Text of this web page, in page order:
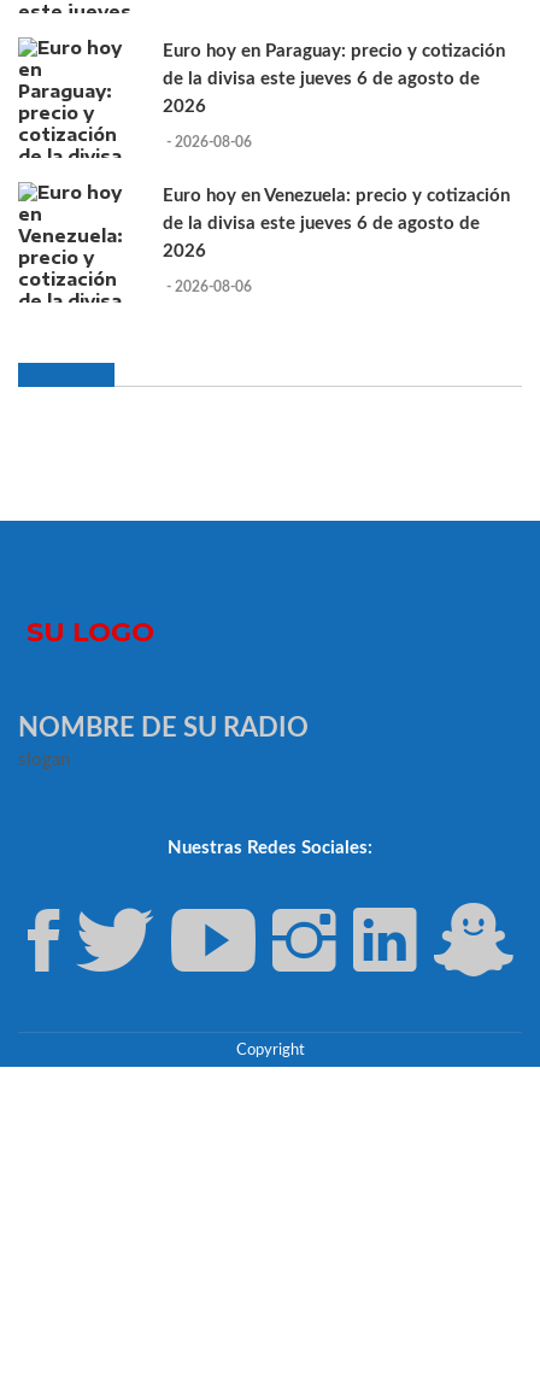
Euro hoy en Paraguay: precio y cotización
de la divisa este jueves 6 de agosto de
2026
- 2026-08-06
Euro hoy en Venezuela: precio y cotización
de la divisa este jueves 6 de agosto de
2026
- 2026-08-06
NOMBRE DE SU RADIO
slogan
Nuestras Redes Sociales:
Copyright